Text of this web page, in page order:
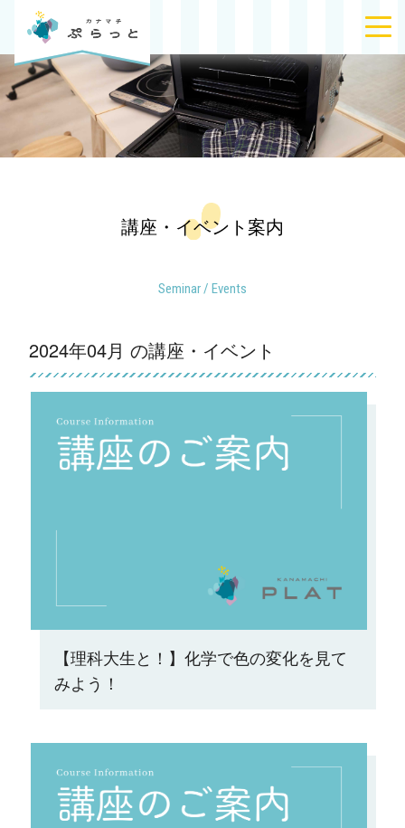
講座・イベント案内
Seminar / Events
2024年04月 の講座・イベント
【理科大生と！】化学で色の変化を見て
みよう！